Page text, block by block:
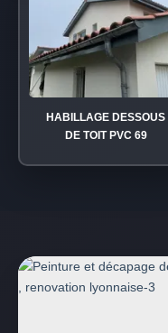
HABILLAGE DESSOUS
DE TOIT PVC 69